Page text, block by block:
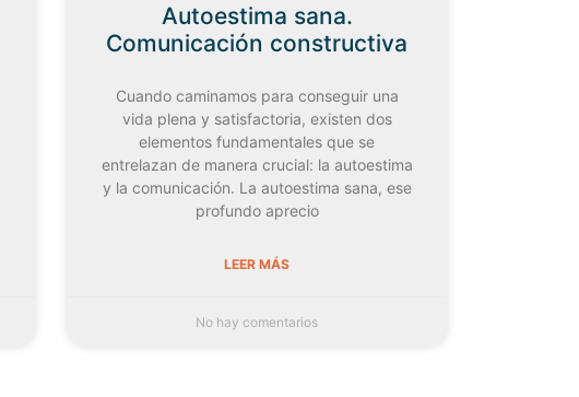
Autoestima sana.
Comunicación constructiva
Cuando caminamos para conseguir una
vida plena y satisfactoria, existen dos
elementos fundamentales que se
entrelazan de manera crucial: la autoestima
y la comunicación. La autoestima sana, ese
profundo aprecio
LEER MÁS
No hay comentarios